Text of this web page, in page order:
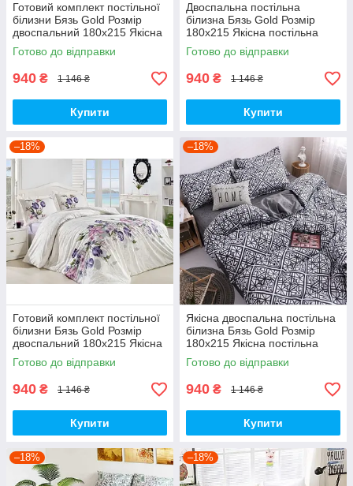
Готовий комплект постільної
білизни Бязь Gold Розмір
двоспальний 180х215 Якісна
постільна білизна
Готово до відправки
940 ₴ 1 146 ₴
Купити
Двоспальна постільна
білизна Бязь Gold Розмір
180х215 Якісна постільна
білизна
Готово до відправки
940 ₴ 1 146 ₴
Купити
–18%
Готовий комплект постільної
білизни Бязь Gold Розмір
двоспальний 180х215 Якісна
постільна білизна
Готово до відправки
940 ₴ 1 146 ₴
Купити
–18%
Якісна двоспальна постільна
білизна Бязь Gold Розмір
180х215 Якісна постільна
білизна
Готово до відправки
940 ₴ 1 146 ₴
Купити
–18% –18%